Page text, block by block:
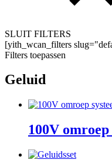
SLUIT FILTERS
[yith_wcan_filters
Filters toepassen
Geluid
100V omroep